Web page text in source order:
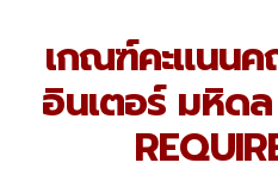
เกณฑ์คะแนน
อินเตอร์ มหิด